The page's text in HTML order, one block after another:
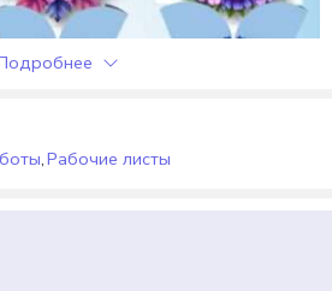
,Рабочие листы